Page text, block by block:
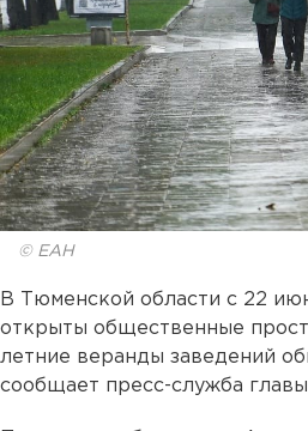
© ЕАН
В Тюменской области с 22
открыты общественные
летние веранды заведений
сообщает пресс-служба главы